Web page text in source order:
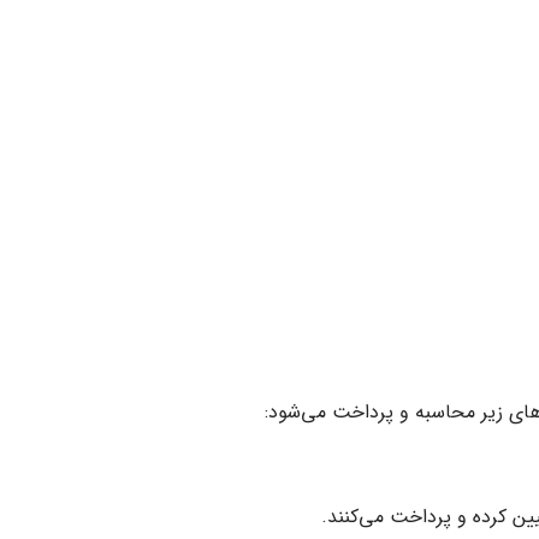
زیر محاسبه و پرداخت می‌شود:
کرده و پرداخت می‌کنند.